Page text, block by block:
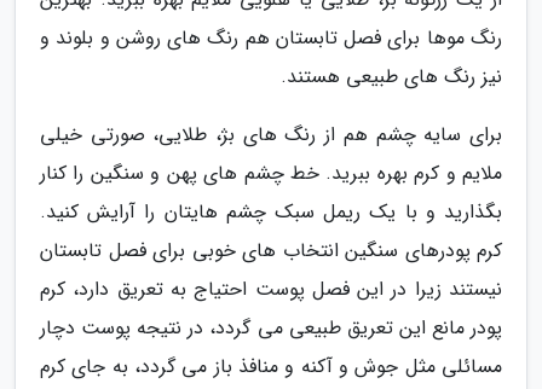
رنگ موها برای فصل تابستان هم رنگ های روشن و بلوند و
نیز رنگ های طبیعی هستند.
برای سایه چشم هم از رنگ های بژ، طلایی، صورتی خیلی
ملایم و کرم بهره ببرید. خط چشم های پهن و سنگین را کنار
بگذارید و با یک ریمل سبک چشم هایتان را آرایش کنید.
کرم پودرهای سنگین انتخاب های خوبی برای فصل تابستان
نیستند زیرا در این فصل پوست احتیاج به تعریق دارد، کرم
پودر مانع این تعریق طبیعی می گردد، در نتیجه پوست دچار
مسائلی مثل جوش و آکنه و منافذ باز می گردد، به جای کرم